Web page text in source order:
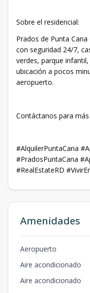
Sobre el residencial:
Prados de Punta
con seguridad 24/7,
verdes, parque
ubicación a pocos
aeropuerto.
Contáctanos para
#AlquilerPuntaCana
#PradosPuntaCana
#RealEstateRD
Amenidades
Aeropuerto
Aire acondicionado
Aire acondicionado